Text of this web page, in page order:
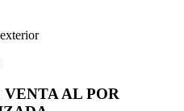
VENTA AL POR